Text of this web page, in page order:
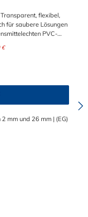
flexibel,
für saubere Lösungen
PVC-
PVC-Schlauch mit
Qualität für
sowie einer
Er wird TÜV-geprüft
und
gemäß
2011 (Simulanzien A,
€